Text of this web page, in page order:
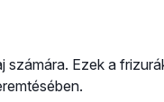
számára. Ezek a